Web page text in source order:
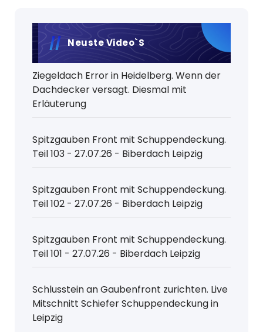
Neuste Video`s
Ziegeldach Error in Heidelberg. Wenn der
Dachdecker versagt. Diesmal mit
Erläuterung
Spitzgauben Front mit Schuppendeckung.
Teil 103 - 27.07.26 - Biberdach Leipzig
Spitzgauben Front mit Schuppendeckung.
Teil 102 - 27.07.26 - Biberdach Leipzig
Spitzgauben Front mit Schuppendeckung.
Teil 101 - 27.07.26 - Biberdach Leipzig
Schlusstein an Gaubenfront zurichten. Live
Mitschnitt Schiefer Schuppendeckung in
Leipzig